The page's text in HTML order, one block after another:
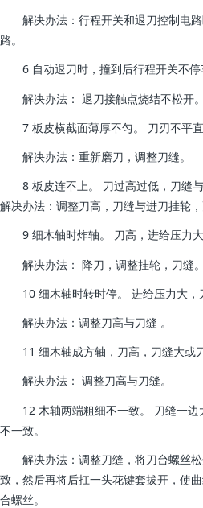
解决办法：行程开关和退刀控制电路
路。
6 自动退刀时，撞到后行程开关不停
解决办法： 退刀接触点烧结不松开。
7 板皮横截面薄厚不匀。 刀刃不平直
解决办法：重新磨刀，调整刀缝。
8 板皮连不上。 刀过高过低，刀缝与
解决办法：调整刀高，刀缝与进刀挂轮，
9 细木轴时炸轴。 刀高，进给压力大
解决办法： 降刀，调整挂轮，刀缝。
10 细木轴时转时停。 进给压力大，
解决办法：调整刀高与刀缝 。
11 细木轴成方轴，刀高，刀缝大或刀
解决办法： 调整刀高与刀缝。
12 木轴两端粗细不一致。 刀缝一边
不一致。
解决办法：调整刀缝，将刀台螺丝松
致，然后再将后扛一头花键套拔开，使
合螺丝。